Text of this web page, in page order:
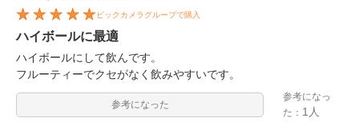
ビックカメラグループで購入
ハイボールに最適
ハイボールにして飲んです。
フルーティーでクセがなく飲みやすいです。
参考になった
参考になっ
た： 1人